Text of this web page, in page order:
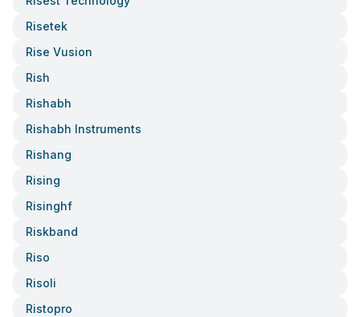
Risetek
Rise Vusion
Rish
Rishabh
Rishabh Instruments
Rishang
Rising
Risinghf
Riskband
Riso
Risoli
Ristopro